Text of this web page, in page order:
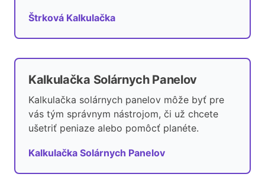
Štrková Kalkulačka
Kalkulačka Solárnych Panelov
Kalkulačka solárnych panelov môže byť pre
vás tým správnym nástrojom, či už chcete
ušetriť peniaze alebo pomôcť planéte.
Kalkulačka Solárnych Panelov